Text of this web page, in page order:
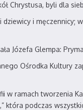
Chrystusa, byli dla
i męczennicy;
Józefa Glempa:
Ośrodka Kultury
w ramach tworzenia
która podczas